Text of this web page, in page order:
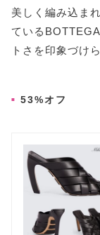
美しく編み込ま
ている
トさを印象づけ
53%オフ